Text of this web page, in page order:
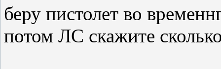
беру пистолет во
потом ЛС скажите